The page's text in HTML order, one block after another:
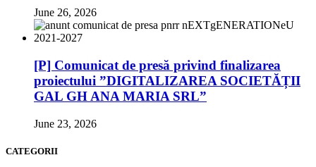
June 26, 2026
[P] Comunicat de presă privind finalizarea
proiectului ”DIGITALIZAREA SOCIETĂȚII
GAL GH ANA MARIA SRL”
June 23, 2026
CATEGORII